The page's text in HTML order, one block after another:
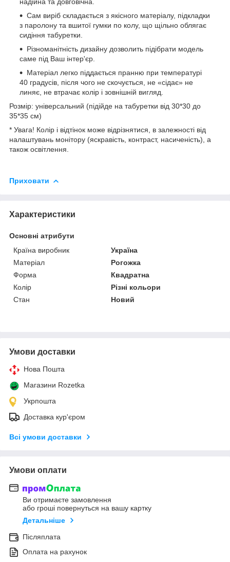
Сам виріб складається з якісного матеріалу, підкладки
з паролону та вшитої гумки по колу, що щільно облягає
сидіння табуретки.
Різноманітність дизайну дозволить підібрати модель
саме під Ваш інтер'єр.
Матеріал легко піддається пранню при температурі
40 градусів, після чого не скочується, не «сідає» не
линяє, не втрачає колір і зовнішній вигляд.
Розмір: універсальний (підійде на табуретки від 30*30 до
35*35 см)
* Увага! Колір і відтінок може відрізнятися, в залежності від
налаштувань монітору (яскравість, контраст, насиченість), а
також освітлення.
Приховати
Характеристики
Основні атрибути
Країна виробник
Україна
Матеріал
Рогожка
Форма
Квадратна
Колір
Різні кольори
Стан
Новий
Умови доставки
Нова Пошта
Магазини Rozetka
Укрпошта
Доставка кур'єром
Всі умови доставки
Умови оплати
Ви отримаєте замовлення
або гроші повернуться на вашу картку
Детальніше
Післяплата
Оплата на рахунок